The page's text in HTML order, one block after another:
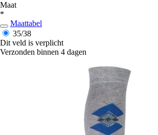
Maat
*
Maattabel
35/38
Dit veld is verplicht
Verzonden binnen 4 dagen